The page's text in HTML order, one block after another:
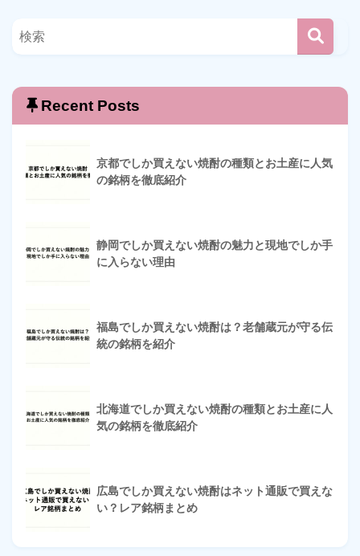
Recent Posts
京都でしか買えない焼酎の種類とお土産に人気
の銘柄を徹底紹介
静岡でしか買えない焼酎の魅力と現地でしか手
に入らない理由
福島でしか買えない焼酎は？老舗蔵元が守る伝
統の銘柄を紹介
北海道でしか買えない焼酎の種類とお土産に人
気の銘柄を徹底紹介
広島でしか買えない焼酎はネット通販で買えな
い？レア銘柄まとめ